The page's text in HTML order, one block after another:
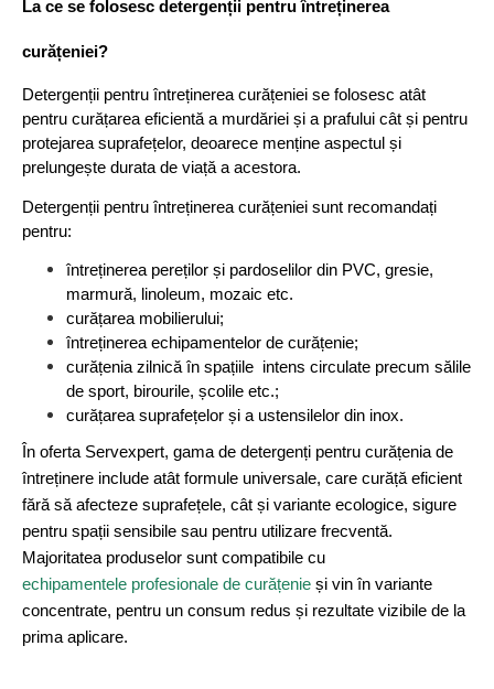
La ce se folosesc detergenții pentru întreținerea
curățeniei?
Detergenții pentru întreținerea curățeniei se folosesc atât
pentru curățarea eficientă a murdăriei și a prafului cât și pentru
protejarea suprafețelor, deoarece menține aspectul și
prelungește durata de viață a acestora.
Detergenții pentru întreținerea curățeniei sunt recomandați
pentru:
întreținerea pereților și pardoselilor din PVC, gresie,
marmură, linoleum, mozaic etc.
curățarea mobilierului;
întreținerea echipamentelor de curățenie;
curățenia zilnică în spațiile intens circulate precum sălile
de sport, birourile, școlile etc.;
curățarea suprafețelor și a ustensilelor din inox.
În oferta Servexpert, gama de detergenți pentru curățenia de
întreținere include atât formule universale, care curăță eficient
fără să afecteze suprafețele, cât și variante ecologice, sigure
pentru spații sensibile sau pentru utilizare frecventă.
Majoritatea produselor sunt compatibile cu
echipamentele profesionale de curățenie și vin în variante
concentrate, pentru un consum redus și rezultate vizibile de la
prima aplicare.